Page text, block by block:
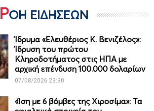
ΡΟΗ ΕΙΔΗΣΕΩΝ
Ίδρυμα «Ελευθέριος Κ. Βενιζέλος»:
Ίδρυση του πρώτου
Κληροδοτήματος στις ΗΠΑ με
αρχική επένδυση 100.000 δολαρίων
07/08/2026 23:30
«Ίση με 6 βόμβες της Χιροσίμα»: Τα